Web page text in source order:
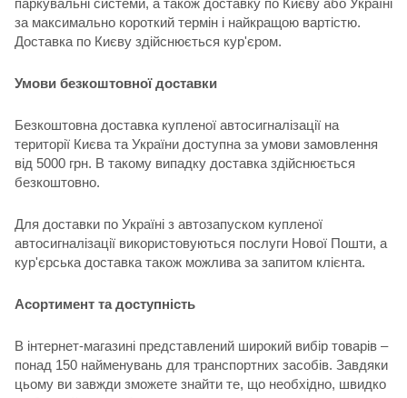
паркувальні системи, а також доставку по Києву або Україні
за максимально короткий термін і найкращою вартістю.
Доставка по Києву здійснюється кур'єром.
Умови безкоштовної доставки
Безкоштовна доставка купленої автосигналізації на
території Києва та України доступна за умови замовлення
від 5000 грн. В такому випадку доставка здійснюється
безкоштовно.
Для доставки по Україні з автозапуском купленої
автосигналізації використовуються послуги Нової Пошти, а
кур'єрська доставка також можлива за запитом клієнта.
Асортимент та доступність
В інтернет-магазині представлений широкий вибір товарів –
понад 150 найменувань для транспортних засобів. Завдяки
цьому ви завжди зможете знайти те, що необхідно, швидко